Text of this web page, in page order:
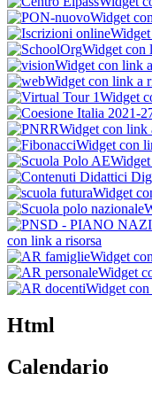
Widget
Widget con
Widget con link
Widget con link a
Widget
Widget con link
Widget con
Widget
con link a risorsa
Widget
Widget
Widget
Html
Calendario